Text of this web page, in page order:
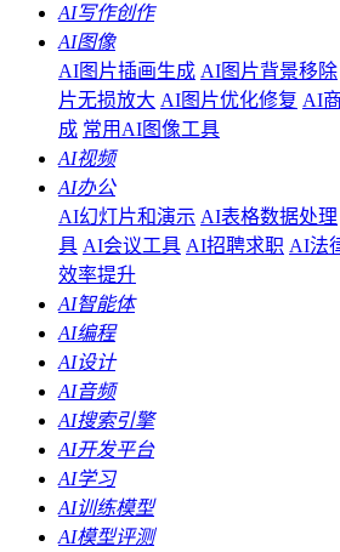
AI写作创作
AI图像
AI图片插画生成 AI图片背景移除
片无损放大 AI图片优化修复 AI
成 常用AI图像工具
AI视频
AI办公
AI幻灯片和演示 AI表格数据处理
具 AI会议工具 AI招聘求职 AI法
效率提升
AI智能体
AI编程
AI设计
AI音频
AI搜索引擎
AI开发平台
AI学习
AI训练模型
AI模型评测